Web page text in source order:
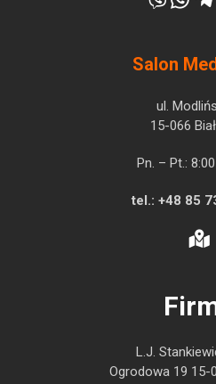
Salon
ul.
15-066
Pn. – Pt.:
tel.: +48 85
L.J.
Ogrodowa 19 15-